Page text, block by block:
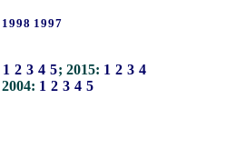
1998 1997
1 2 3 4 5; 2015: 1 2 3 4
2004: 1 2 3 4 5